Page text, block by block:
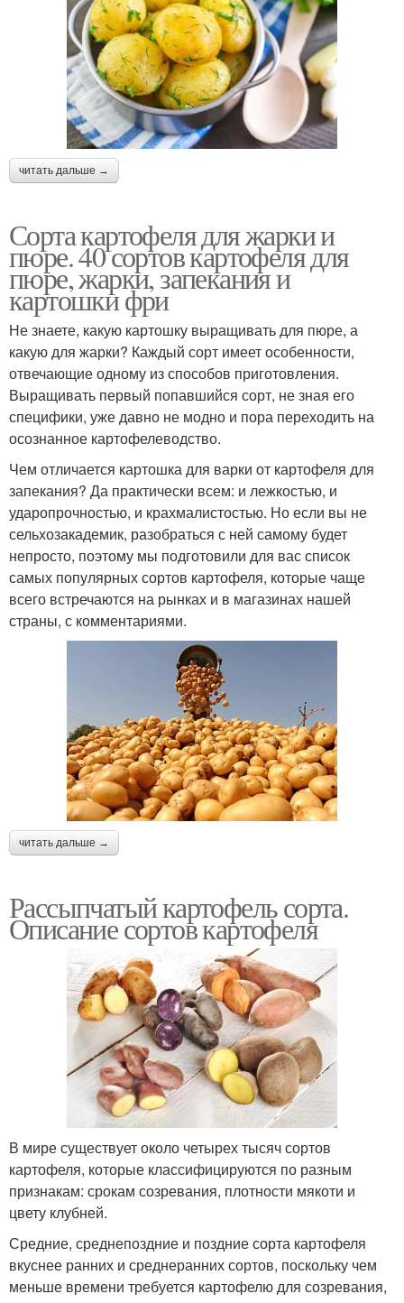
читать дальше →
Сорта картофеля для жарки и
пюре. 40 сортов картофеля для
пюре, жарки, запекания и
картошки фри
Не знаете, какую картошку выращивать для пюре, а
какую для жарки? Каждый сорт имеет особенности,
отвечающие одному из способов приготовления.
Выращивать первый попавшийся сорт, не зная его
специфики, уже давно не модно и пора переходить на
осознанное картофелеводство.
Чем отличается картошка для варки от картофеля для
запекания? Да практически всем: и лежкостью, и
ударопрочностью, и крахмалистостью. Но если вы не
сельхозакадемик, разобраться с ней самому будет
непросто, поэтому мы подготовили для вас список
самых популярных сортов картофеля, которые чаще
всего встречаются на рынках и в магазинах нашей
страны, с комментариями.
читать дальше →
Рассыпчатый картофель сорта.
Описание сортов картофеля
В мире существует около четырех тысяч сортов
картофеля, которые классифицируются по разным
признакам: срокам созревания, плотности мякоти и
цвету клубней.
Средние, среднепоздние и поздние сорта картофеля
вкуснее ранних и среднеранних сортов, поскольку чем
меньше времени требуется картофелю для созревания,